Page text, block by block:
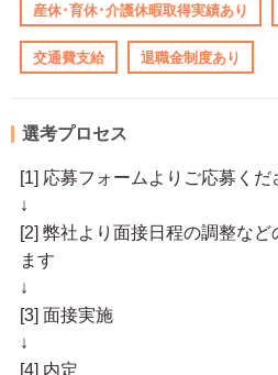
産休･育休･介護休暇取得実績あり
交通費支給 退職金制度あり
選考プロセス
[1] 応募フォームよりご応募くだ
↓
[2] 弊社より面接日程の調整な
ます
↓
[3] 面接実施
↓
[4] 内定